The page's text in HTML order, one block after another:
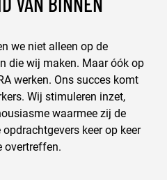
we niet alleen op de
die wij maken. Maar óók op
werken. Ons succes komt
Wij stimuleren inzet,
waarmee zij de
keer op keer
overtreffen.